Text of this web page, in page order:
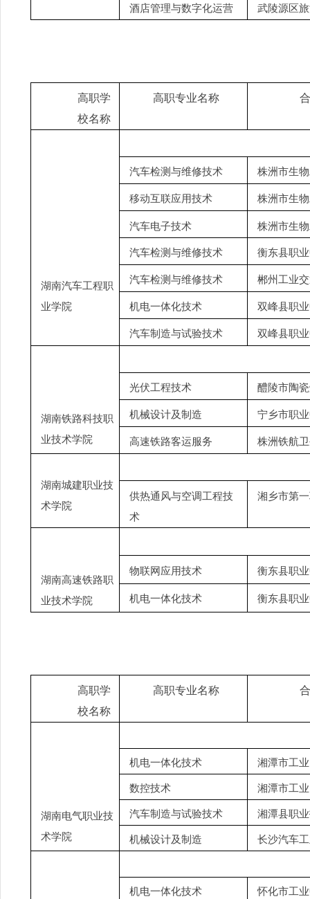
酒店管理与数字化运营 武陵源区
高职学
校名称
高职专业名称
湖南汽车工程职
业学院
汽车检测与维修技术 株洲市生
移动互联应用技术 株洲市生
汽车电子技术 株洲市生
汽车检测与维修技术 衡东县职
汽车检测与维修技术 郴州工业
机电一体化技术 双峰县职
汽车制造与试验技术 双峰县职
湖南铁路科技职
业技术学院
光伏工程技术 醴陵市陶
机械设计及制造 宁乡市职
高速铁路客运服务 株洲铁航
湖南城建职业技
术学院
供热通风与空调工程技
术
湘乡市第
湖南高速铁路职
业技术学院
物联网应用技术 衡东县职
机电一体化技术 衡东县职
高职学
校名称
高职专业名称
湖南电气职业技
术学院
机电一体化技术 湘潭市工
数控技术 湘潭市工
汽车制造与试验技术 湘潭县职
机械设计及制造 长沙汽车
机电一体化技术 怀化市工